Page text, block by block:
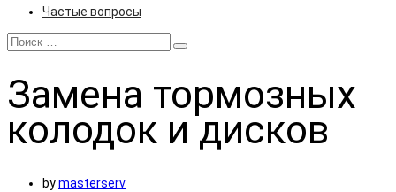
Частые вопросы
Замена тормозных
колодок и дисков
bymasterserv